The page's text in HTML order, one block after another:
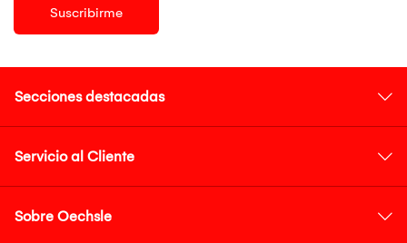
Suscribirme
Secciones destacadas
Servicio al Cliente
Sobre Oechsle